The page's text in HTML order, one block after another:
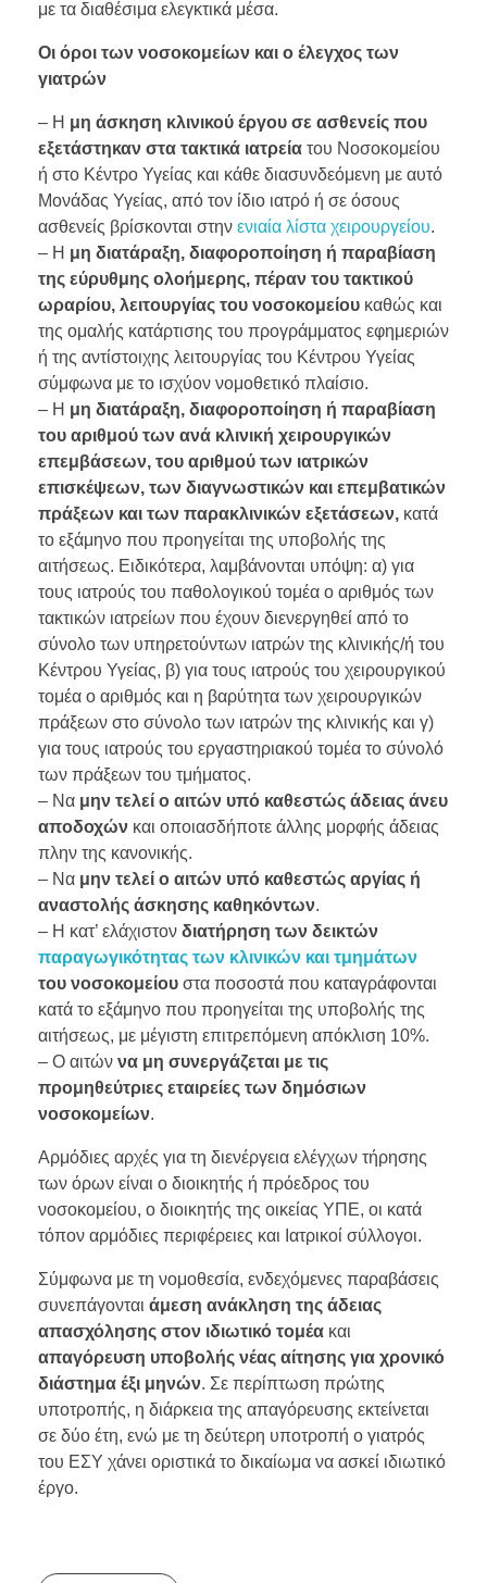
με τα διαθέσιμα ελεγκτικά μέσα.
Οι όροι των νοσοκομείων και ο έλεγχος των
γιατρών
– Η μη άσκηση κλινικού έργου σε ασθενείς που
εξετάστηκαν στα τακτικά ιατρεία του Νοσοκομείου
ή στο Κέντρο Υγείας και κάθε διασυνδεόμενη με αυτό
Μονάδας Υγείας, από τον ίδιο ιατρό ή σε όσους
ασθενείς βρίσκονται στην ενιαία λίστα χειρουργείου.
– Η μη διατάραξη, διαφοροποίηση ή παραβίαση
της εύρυθμης ολοήμερης, πέραν του τακτικού
ωραρίου, λειτουργίας του νοσοκομείου καθώς και
της ομαλής κατάρτισης του προγράμματος εφημεριών
ή της αντίστοιχης λειτουργίας του Κέντρου Υγείας
σύμφωνα με το ισχύον νομοθετικό πλαίσιο.
– Η μη διατάραξη, διαφοροποίηση ή παραβίαση
του αριθμού των ανά κλινική χειρουργικών
επεμβάσεων, του αριθμού των ιατρικών
επισκέψεων, των διαγνωστικών και επεμβατικών
πράξεων και των παρακλινικών εξετάσεων, κατά
το εξάμηνο που προηγείται της υποβολής της
αιτήσεως. Ειδικότερα, λαμβάνονται υπόψη: α) για
τους ιατρούς του παθολογικού τομέα ο αριθμός των
τακτικών ιατρείων που έχουν διενεργηθεί από το
σύνολο των υπηρετούντων ιατρών της κλινικής/ή του
Κέντρου Υγείας, β) για τους ιατρούς του χειρουργικού
τομέα ο αριθμός και η βαρύτητα των χειρουργικών
πράξεων στο σύνολο των ιατρών της κλινικής και γ)
για τους ιατρούς του εργαστηριακού τομέα το σύνολό
των πράξεων του τμήματος.
– Να μην τελεί ο αιτών υπό καθεστώς άδειας άνευ
αποδοχών και οποιασδήποτε άλλης μορφής άδειας
πλην της κανονικής.
– Να μην τελεί ο αιτών υπό καθεστώς αργίας ή
αναστολής άσκησης καθηκόντων.
– Η κατ’ ελάχιστον διατήρηση των δεικτών
παραγωγικότητας των κλινικών και τμημάτων
του νοσοκομείου στα ποσοστά που καταγράφονται
κατά το εξάμηνο που προηγείται της υποβολής της
αιτήσεως, με μέγιστη επιτρεπόμενη απόκλιση 10%.
– Ο αιτών να μη συνεργάζεται με τις
προμηθεύτριες εταιρείες των δημόσιων
νοσοκομείων.
Αρμόδιες αρχές για τη διενέργεια ελέγχων τήρησης
των όρων είναι ο διοικητής ή πρόεδρος του
νοσοκομείου, ο διοικητής της οικείας ΥΠΕ, οι κατά
τόπον αρμόδιες περιφέρειες και Ιατρικοί σύλλογοι.
Σύμφωνα με τη νομοθεσία, ενδεχόμενες παραβάσεις
συνεπάγονται άμεση ανάκληση της άδειας
απασχόλησης στον ιδιωτικό τομέα και
απαγόρευση υποβολής νέας αίτησης για χρονικό
διάστημα έξι μηνών. Σε περίπτωση πρώτης
υποτροπής, η διάρκεια της απαγόρευσης εκτείνεται
σε δύο έτη, ενώ με τη δεύτερη υποτροπή ο γιατρός
του ΕΣΥ χάνει οριστικά το δικαίωμα να ασκεί ιδιωτικό
έργο.